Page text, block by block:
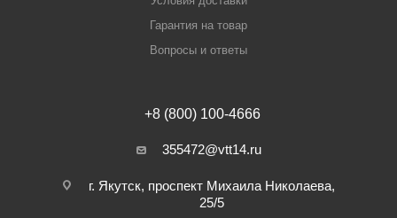
Гарантия на товар
Вопросы и ответы
+8 (800) 100-4666
355472@vtt14.ru
г. Якутск, проспект Михаила Николаева,
25/5